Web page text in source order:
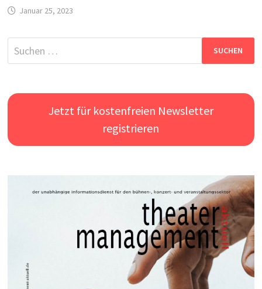
Januar 25, 2023
Suchen
nach:
Jetzt für kostenfreien Newsletter
registrieren